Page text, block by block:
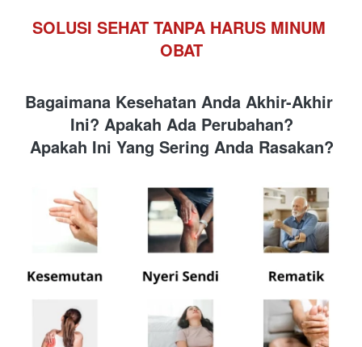
SOLUSI SEHAT TANPA HARUS MINUM
OBAT
Bagaimana Kesehatan Anda Akhir-Akhir
Ini? Apakah Ada Perubahan?
Apakah Ini Yang Sering Anda Rasakan?